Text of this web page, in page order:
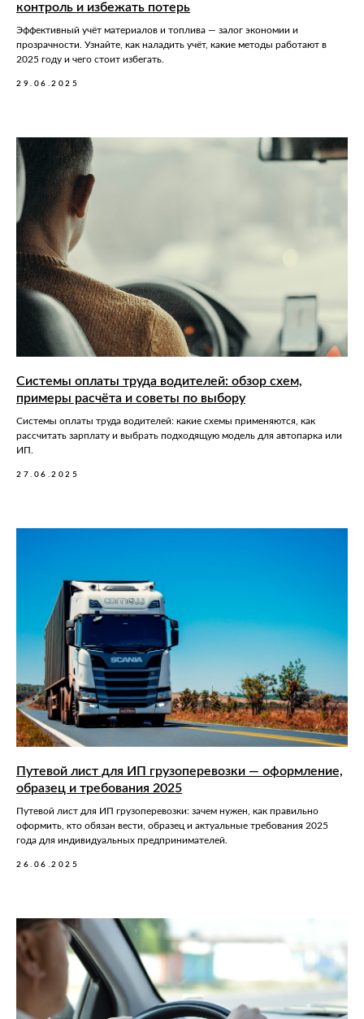
контроль и избежать потерь
Эффективный учёт материалов и топлива — залог экономии и
прозрачности. Узнайте, как наладить учёт, какие методы работают в
2025 году и чего стоит избегать.
29.06.2025
Системы оплаты труда водителей: обзор схем,
примеры расчёта и советы по выбору
Системы оплаты труда водителей: какие схемы применяются, как
рассчитать зарплату и выбрать подходящую модель для автопарка или
ИП.
27.06.2025
Путевой лист для ИП грузоперевозки — оформление,
образец и требования 2025
Путевой лист для ИП грузоперевозки: зачем нужен, как правильно
оформить, кто обязан вести, образец и актуальные требования 2025
года для индивидуальных предпринимателей.
26.06.2025